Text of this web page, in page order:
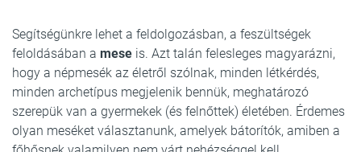
Segítségünkre lehet a feldolgozásban, a feszültségek
feloldásában a mese is. Azt talán felesleges magyarázni,
hogy a népmesék az életről szólnak, minden létkérdés,
minden archetípus megjelenik bennük, meghatározó
szerepük van a gyermekek (és felnőttek) életében. Érdemes
olyan meséket választanunk, amelyek bátorítók, amiben a